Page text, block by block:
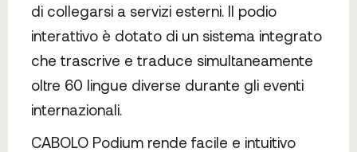
di collegarsi a servizi esterni. Il podio
interattivo è dotato di un sistema integrato
che trascrive e traduce simultaneamente
oltre 60 lingue diverse durante gli eventi
internazionali.
CABOLO Podium rende facile e intuitivo